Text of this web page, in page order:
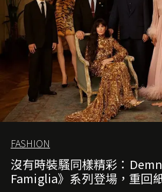
FASHION
沒有時裝騷同樣精彩：
Famiglia》系列登場，重回